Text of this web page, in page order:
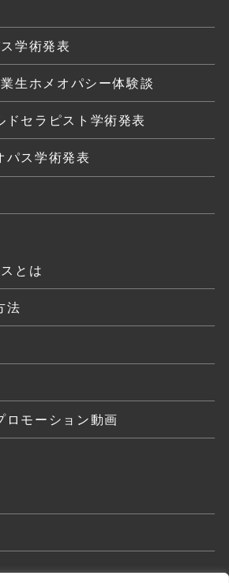
学術発表
生ホメオパシー体験談
ドセラピスト学術発表
パス学術発表
とは
法
ロモーション動画